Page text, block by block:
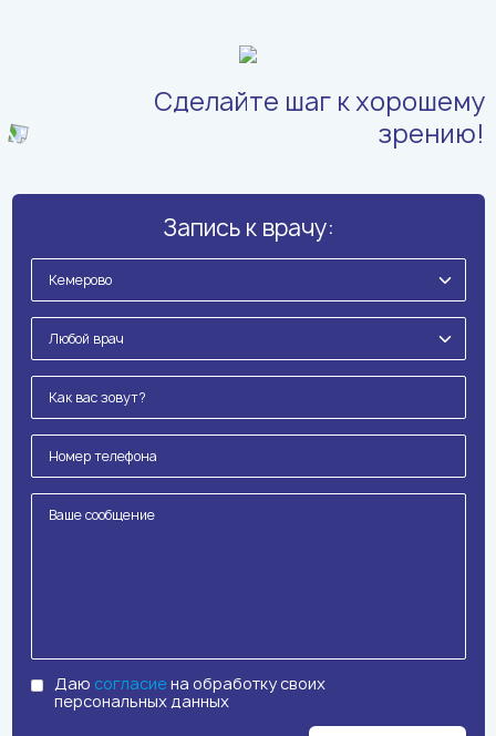
Сделайте шаг к хорошему
зрению!
Запись к врачу:
Даю согласиена обработку своих
персональных данных